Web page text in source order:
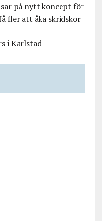
på nytt koncept för
fler att åka skridskor
i Karlstad